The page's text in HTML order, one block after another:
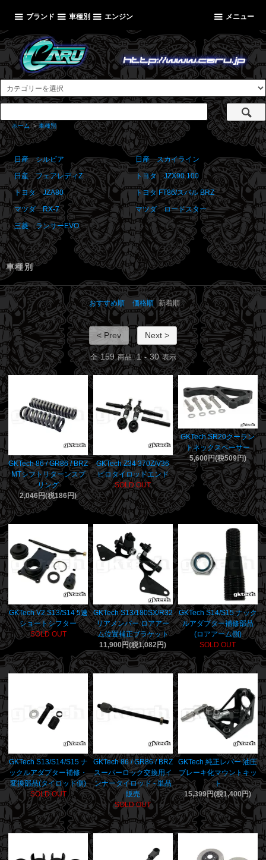
ブランド 車種別 エンジン メニュー
ホーム >車種別
日産 シルビア
日産 スカイライン
日産 フェアレディZ
トヨタ JZX90.100
トヨタ JZA80
トヨタ FT86/スバル BRZ
マツダ RX-7
マツダ ロードスター
三菱 ランサーEVO
車種別
おすすめ順 価格順 新着順
< Prev Next >
全 159 商品 1 - 30 表示
GKTech 86 / GR86 / BRZ
MTシフトリターンスプ
リング
2,046円(税186円)
GKTech Z34 370Z/V36
ピロタイロッドエンド
SOLD OUT
GKTech SR20クーラン
トネックスペーサー
5,600円(税509円)
GKTech V2 S13/S14 5速
ショートシフター
SOLD OUT
GKTech S13/180SX/R32
リアメンバー ロアアー
ム位置補正ブラケット
11,900円(税1,082円)
GKTech S14/S15 ナック
ルアダプター補修部品
(ロアアーム側)
SOLD OUT
GKTech S13/S14/S15 ナ
ックルアダプター補修・
変換部品(タイロッド側)
SOLD OUT
GKTech 86 / GR86 / BRZ
スーパーロック交換用イ
ンナータイロッド - 単品
販売
SOLD OUT
GKTech 純正レバー 油圧
ブレーキ化マウントキッ
ト
15,399円(税1,400円)